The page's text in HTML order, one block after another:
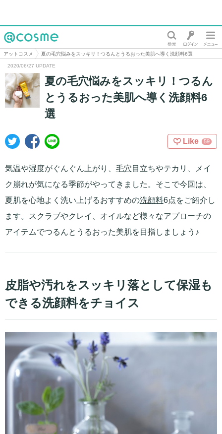
@cosme
アットコスメ 夏の毛穴悩みをスッキリ！つるんとうるおった美肌へ導く洗顔料6選
2020/06/27 UPDATE
夏の毛穴悩みをスッキリ！つるん
とうるおった美肌へ導く洗顔料6
選
Like 59
気温や湿度がぐんぐん上がり、 毛穴 目立ちやテカリ、メイ
ク崩れが気になる季節がやってきました。そこで今回は、
夏肌を心地よく洗い上げるおすすめの洗顔料6点をご紹介し
ます。スクラブやクレイ、オイルなど様々なアプローチの
アイテムでつるんとうるおった美肌を目指しましょう♪
皮脂や汚れをスッキリ落として保湿も
できる洗顔料をチョイス